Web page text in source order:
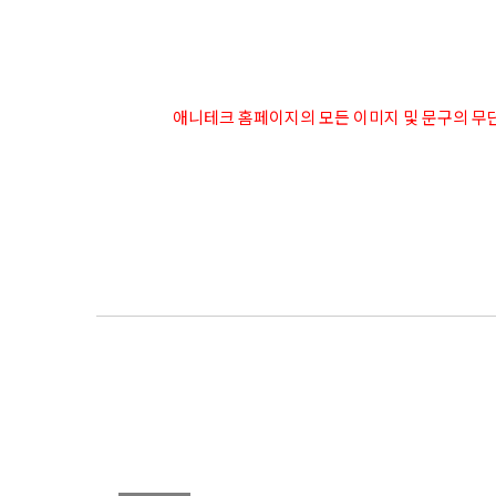
애니테크 홈페이지의 모든 이미지 및 문구의 무단